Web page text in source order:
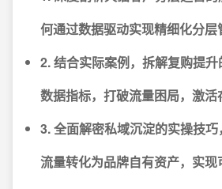
何通过数据驱动实现精细化分层
2. 结合实际案例，拆解复购提
数据指标，打破流量困局，激活
3. 全面解密私域沉淀的实操技
流量转化为品牌自有资产，实现